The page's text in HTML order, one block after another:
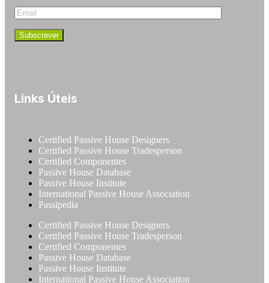
Links Úteis
Certified Passive House Designers
Certified Passive House Tradesperson
Certified Componentes
Passive House Database
Passive House Institute
International Passive House Association
Passipedia
Certified Passive House Designers
Certified Passive House Tradesperson
Certified Componentes
Passive House Database
Passive House Institute
International Passive House Association